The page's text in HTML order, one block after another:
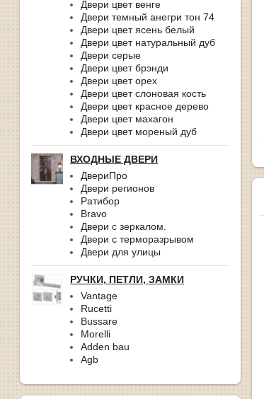
Двери цвет венге
Двери темный анегри тон 74
Двери цвет ясень белый
Двери цвет натуральный дуб
Двери серые
Двери цвет брэнди
Двери цвет орех
Двери цвет слоновая кость
Двери цвет красное дерево
Двери цвет махагон
Двери цвет мореный дуб
ВХОДНЫЕ ДВЕРИ
ДвериПро
Двери регионов
Ратибор
Bravo
Двери с зеркалом.
Двери с терморазрывом
Двери для улицы
РУЧКИ, ПЕТЛИ, ЗАМКИ
Vantage
Rucetti
Bussare
Morelli
Adden bau
Agb